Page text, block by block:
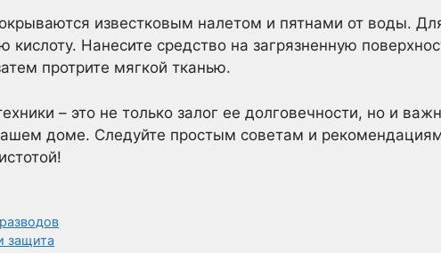
известковым налетом и пятнами от воды.
кислоту. Нанесите средство на загрязненную
протрите мягкой тканью.
– это не только залог ее долговечности, но и
доме. Следуйте простым советам и
защита